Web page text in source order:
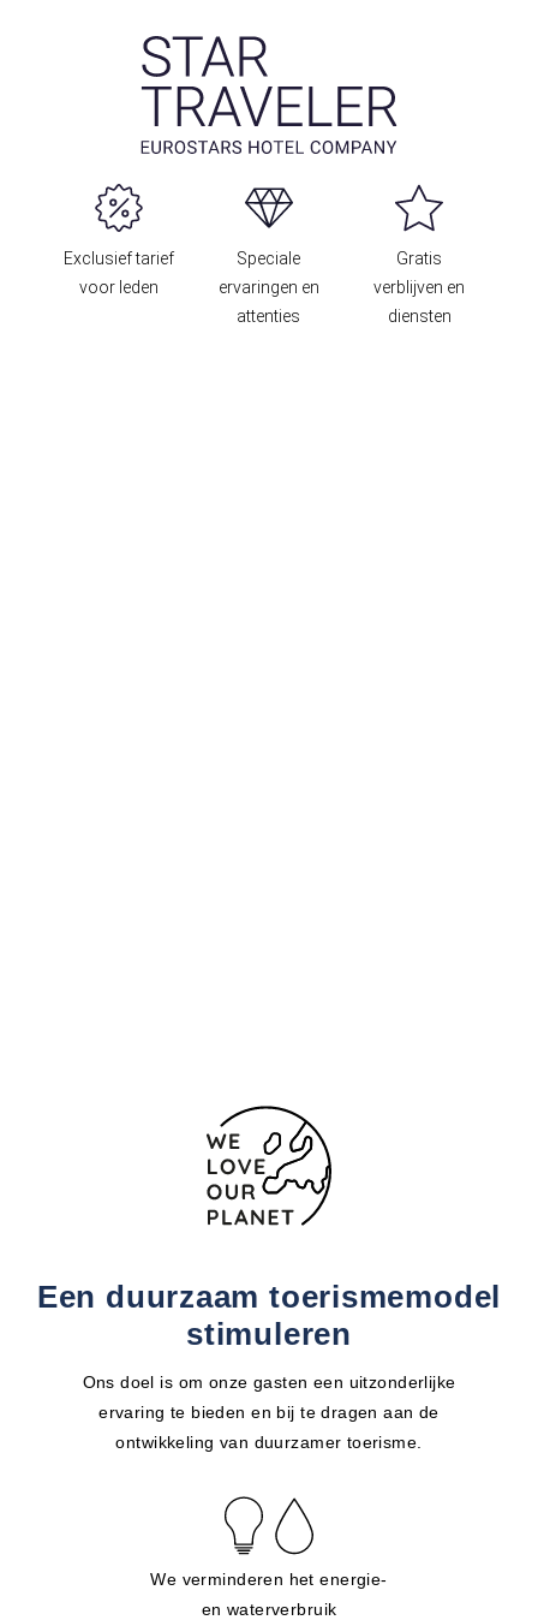
Exclusief tarief
voor leden
Speciale
ervaringen en
attenties
Gratis
verblijven en
diensten
Een duurzaam toerismemodel
stimuleren
Ons doel is om onze gasten een uitzonderlijke
ervaring te bieden en bij te dragen aan de
ontwikkeling van duurzamer toerisme.
We verminderen het energie-
en waterverbruik